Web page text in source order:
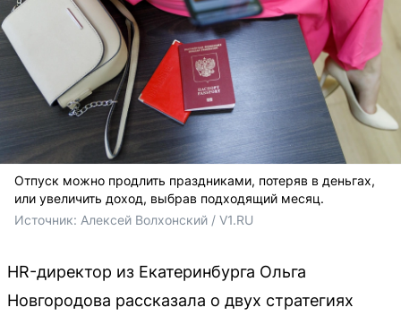
Отпуск можно продлить праздниками, потеряв в деньгах,
или увеличить доход, выбрав подходящий месяц.
Источник: Алексей Волхонский / V1.RU
HR-директор из Екатеринбурга Ольга
Новгородова рассказала о двух стратегиях